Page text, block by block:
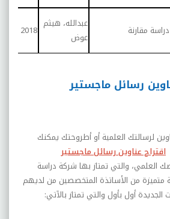
مقارنة
عبدالله، هيثم
عوض
2018
رسائل ماجستير
لرسالتك العلمية أو أطروحتك يمكنك
اقتراح عناوين رسائل ماجستير
العلمي، والتي تمتاز بها شركة دراسة
متميزة من الأساتذة المتخصصين من لديهم
الجديدة أول بأول والتي تمتاز بالآتي: